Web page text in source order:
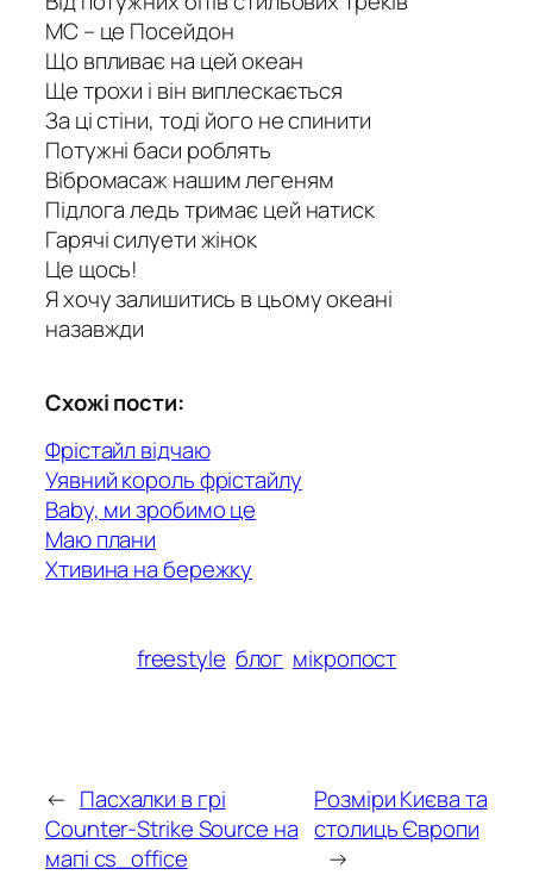
МС – це Посейдон
Що впливає на цей океан
Ще трохи і він виплескається
За ці стіни, тоді його не спинити
Потужні баси роблять
Вібромасаж нашим легеням
Підлога ледь тримає цей натиск
Гарячі силуети жінок
Це щось!
Я хочу залишитись в цьому океані
назавжди
Схожі пости:
Фрістайл відчаю
Уявний король фрістайлу
Baby, ми зробимо це
Маю плани
Хтивина на бережку
freestyle блог мікропост
← Пасхалки в грі
Counter-Strike Source на
мапі cs_office
Розміри Києва та
столиць Європи
→